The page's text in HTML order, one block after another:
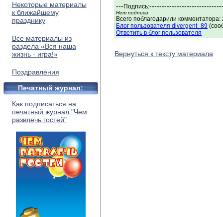
Некоторые материалы
к ближайшему
празднику
Все материалы из
раздела «Вся наша
жизнь - игра!»
Поздравления
Печатный журнал:
Как подписаться на
печатный журнал "Чем
развлечь гостей"
--- Подпись:
Нет подписи
Всего поблагодарили
Блог пользователя divergent_89
Ответить в блог пользователя
Вернуться к тексту материала